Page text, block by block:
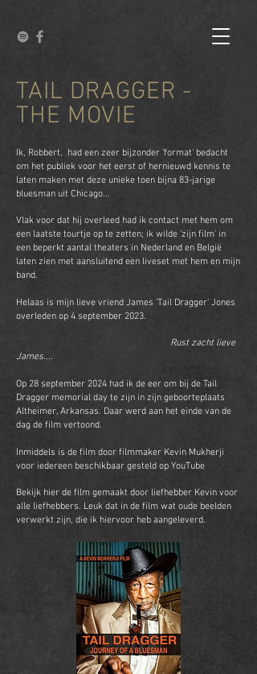
TAIL DRAGGER -
THE MOVIE
Ik, Robbert, had een zeer bijzonder 'format' bedacht
om het publiek voor het eerst of hernieuwd kennis te
laten maken met deze unieke toen bijna 83-jarige
bluesman uit Chicago...
Vlak voor dat hij overleed had ik contact met hem om
een laatste tourtje op te zetten; ik wilde 'zijn film' in
een beperkt aantal theaters in Nederland en België
laten zien met aansluitend een liveset met hem en mijn
band.
Helaas is mijn lieve vriend James 'Tail Dragger' Jones
overleden op 4 september 2023.
Rust zacht lieve
James....
Op 28 september 2024 had ik de eer om bij de Tail
Dragger memorial day te zijn in zijn geboorteplaats
Altheimer, Arkansas. Daar werd aan het einde van de
dag de film vertoond.
Inmiddels is de film door filmmaker Kevin Mukherji
voor iedereen beschikbaar gesteld op YouTube
Bekijk hier de film gemaakt door liefhebber Kevin voor
alle liefhebbers. Leuk dat in de film wat oude beelden
verwerkt zijn, die ik hiervoor heb aangeleverd.